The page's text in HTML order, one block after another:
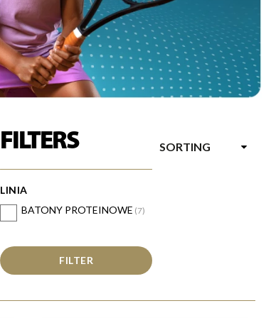
FILTERS
LINIA
BATONY PROTEINOWE (7)
SORTING